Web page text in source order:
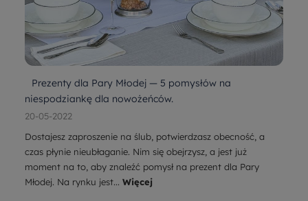
Prezenty dla Pary Młodej — 5 pomysłów na
niespodziankę dla nowożeńców.
20-05-2022
Dostajesz zaproszenie na ślub, potwierdzasz obecność, a
czas płynie nieubłaganie. Nim się obejrzysz, a jest już
moment na to, aby znaleźć pomysł na prezent dla Pary
Młodej. Na rynku jest... Więcej